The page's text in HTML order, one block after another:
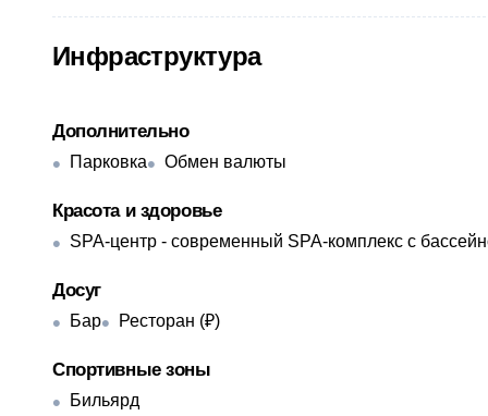
Инфраструктура
Дополнительно
Парковка Обмен валюты
Красота и здоровье
SPA-центр - современный SPA-комплекс с
Досуг
Бар Ресторан (₽)
Спортивные зоны
Бильярд